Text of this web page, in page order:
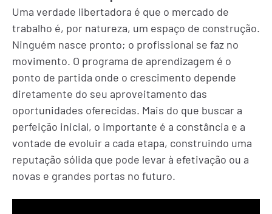
Uma verdade libertadora é que o mercado de
trabalho é, por natureza, um espaço de construção.
Ninguém nasce pronto; o profissional se faz no
movimento. O programa de aprendizagem é o
ponto de partida onde o crescimento depende
diretamente do seu aproveitamento das
oportunidades oferecidas. Mais do que buscar a
perfeição inicial, o importante é a constância e a
vontade de evoluir a cada etapa, construindo uma
reputação sólida que pode levar à efetivação ou a
novas e grandes portas no futuro.